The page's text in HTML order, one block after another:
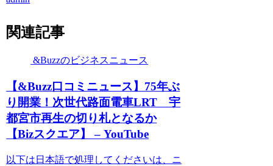
関連記事
&Buzzのビジネスニュース
【&Buzz口コミニュース】75年ぶ
り開業！次世代路面電車LRT 宇
都宮市再生の切り札となるか
【Bizスクエア】 – YouTube
以下は日本語で処理してくださいは、ニ